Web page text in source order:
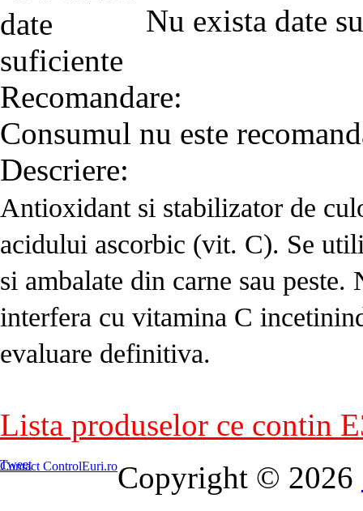
Nu exista date
Recomandare:
Consumul nu este
Descriere:
Antioxidant si stabilizator de
acidului ascorbic (vit. C). Se
si ambalate din carne sau
interfera cu vitamina C
evaluare definitiva.
Lista produselor ce contin
Tweet
Contact ControlEuri.roCopyright © 2026